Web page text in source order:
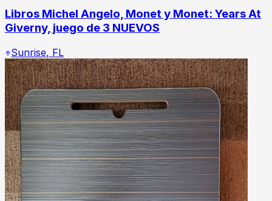
Libros Michel Angelo, Monet y Monet: Years At
Giverny, juego de 3 NUEVOS
Sunrise, FL